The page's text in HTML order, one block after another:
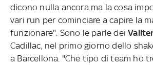
dicono nulla ancora ma la cosa
vari run per cominciare a capire la
funzionare". Sono le parle dei
Cadillac, nel primo giorno dello
a Barcellona. "Che tipo di team ho